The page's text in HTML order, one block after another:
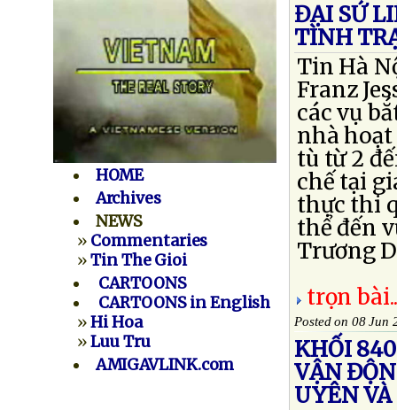
HOME
Archives
NEWS
» Commentaries
»Tin The Gioi
CARTOONS
CARTOONS in English
»Hi Hoa
»Luu Tru
AMIGAVLINK.com
ĐẠI SỨ
TÌNH
Tin Hà
Franz
các vụ
nhà hoạt
tù từ 2
chế tại
thực thi
thể đến
Trương
trọn
Posted on 08 Jun
KHỐI
VẬN
UYÊN